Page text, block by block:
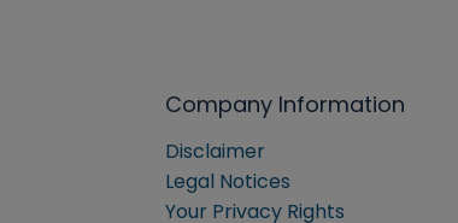
Company Information
Disclaimer
Legal Notices
Your Privacy Rights